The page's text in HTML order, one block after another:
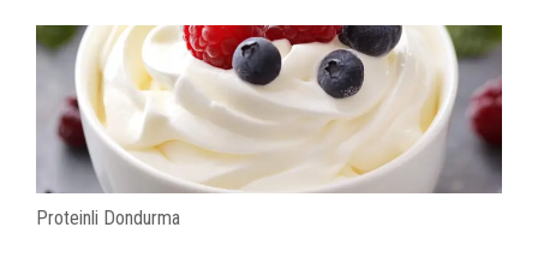
Proteinli Dondurma